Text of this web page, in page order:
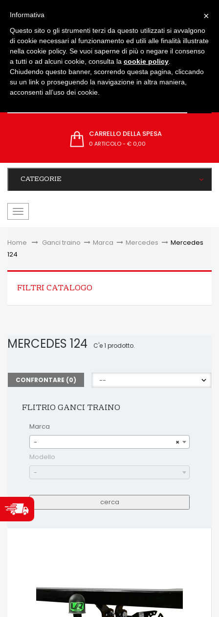
CARRELLO DELLA SPESA
0 ARTICOLO- € 0,00
CATEGORIE
navigazione
Home &gt;Ganci traino > Marca > Mercedes > Mercedes
124
FILTRI CATALOGO
MERCEDES 124 C'e 1 prodotto.
CONFRONTARE (0)
FLITRIO GANCI TRAINO
Marca
×
-
Modello
-
×
Informativa
Questo sito o gli strumenti terzi da questo utilizzati si avvalgono
di cookie necessari al funzionamento ed utili alle finalità illustrate
nella cookie policy. Se vuoi saperne di più o negare il consenso
a tutti o ad alcuni cookie, consulta la cookie policy
Chiudendo questo banner, scorrendo questa pagina, cliccando
su un link o proseguendo la navigazione in altra maniera,
acconsenti all’uso dei cookie.